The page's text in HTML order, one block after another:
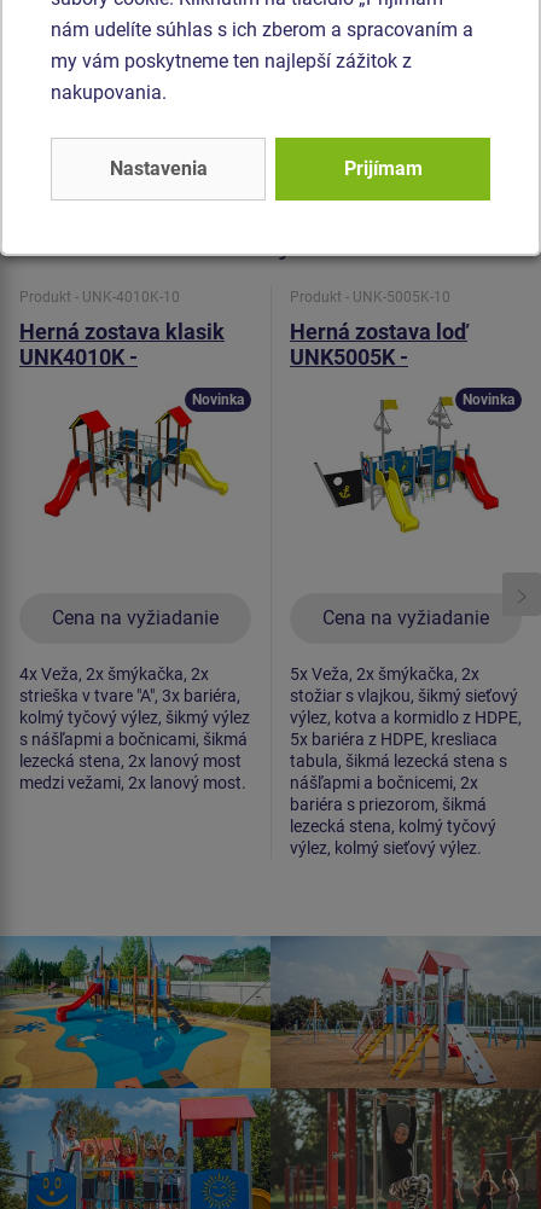
odolnosťou proti UV žiareniu a olnosťou proti vode).
Horolezecké úchyty sú vyrobené z polyesteru, čo zaručuje
dlhú životnosť, stálofarebnosť aj šetrný povrch pre kožu na
Produkt - UNK-4010K-10
Herná zostava klasik
UNK4010K -
Cena na vyžiadanie
Novinka
4x Veža, 2x šmýkačka, 2x
strieška v tvare "A", 3x bariéra,
kolmý tyčový výlez, šikmý výlez
s nášľapmi a bočnicami, šikmá
lezecká stena, 2x lanový most
medzi vežami, 2x lanový most.
Produkt - UNK-5005K-10
Herná zostava loď
UNK5005K -
Cena na vyžiadanie
Novinka
5x Veža, 2x šmýkačka, 2x
stožiar s vlajkou, šikmý sieťový
výlez, kotva a kormidlo z HDPE,
5x bariéra z HDPE, kresliaca
tabula, šikmá lezecká stena s
nášľapmi a bočnicemi, 2x
bariéra s priezorom, šikmá
lezecká stena, kolmý tyčový
výlez, kolmý sieťový výlez.
nám udelíte súhlas s ich zberom a spracovaním a
my vám poskytneme ten najlepší zážitok z
nakupovania.
Nastavenia Prijímam